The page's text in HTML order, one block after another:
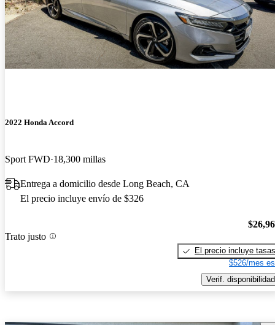
2022 Honda Accord
Sport FWD 18,300 millas
Entrega a domicilio desde Long Beach, CA
El precio incluye envío de $326
Trato justo
El precio incluye tasas
$526/mes
Verif. disponibilidad